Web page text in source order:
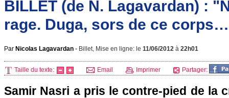
BILLET (de N. Lagavardan) :
rage. Duga, sors de ce
Par Nicolas Lagavardan - Billet, Mise en ligne: le 11/06/2012 à 22h01
Taille du texte: Email Imprimer Partager:
Samir Nasri a pris le contre-pied de la